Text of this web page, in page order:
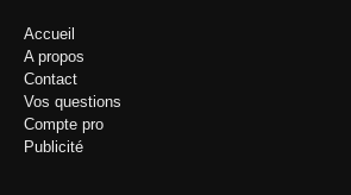
Accueil
A propos
Contact
Vos questions
Compte pro
Publicité